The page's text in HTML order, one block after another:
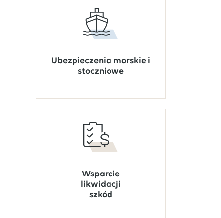
Ubezpieczenia morskie i
stoczniowe
Wsparcie
likwidacji
szkód